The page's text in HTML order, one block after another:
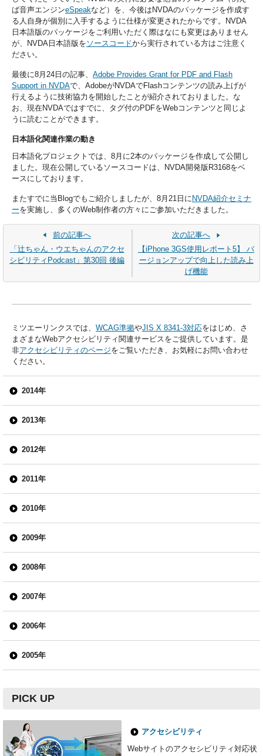
ば音声エンジンeSpeakなど）を、今後はNVDAのパッケージを作成す
る人自身が個別に入手するように仕様が変更されたからです。NVDA
日本語版のパッケージをご利用いただく際はなにも変更はありません
が、NVDA日本語版を ソースコードから実行されている方はご注意く
ださい。
最後に8月24日の記事、 Adobe Provides Grant for PDF and Flash
Support in NVDAで、AdobeがNVDAでFlashコンテンツの読み上げが
行えるように技術協力を開始したことが紹介されておりました。な
お、現在NVDAではすでに、タグ付のPDFをWebコンテンツと同じよ
うに読むことができます。
日本語化関連作業の動き
日本語化プロジェクトでは、8月に2本のパッケージを作成して公開し
ました。現在公開しているソースコードは、NVDA開発版R3168をベ
ースにしております。
またすでに当Blogでもご紹介しましたが、8月21日に NVDA紹介セミナ
ーを実施し、多くのWeb制作者の方々にご参加いただきました。
前の記事へ
「辻ちゃん・ウエちゃんのアクセ
シビリティPodcast」第30回 後編
次の記事へ
【iPhone 3GS使用レポート5】 バ
ージョンアップで向上した読み上
げ機能
ミツエーリンクスでは、 WCAG準拠やJIS X 8341-3対応をはじめ、さ
まざまなWebアクセシビリティ関連サービスをご提供しています。是
非アクセシビリティのページをご覧いただき、お気軽にお問い合わせ
ください。
2014年
2013年
2012年
2011年
2010年
2009年
2008年
2007年
2006年
2005年
PICK UP
アクセシビリティ
Webサイトのアクセシビリティ対応状